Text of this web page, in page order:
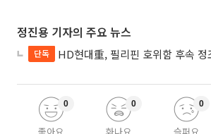
정진용 기자의 주요 뉴스
단독 HD현대重, 필리핀 호위함 후속 정조준…‘14척+α’
0 0 0